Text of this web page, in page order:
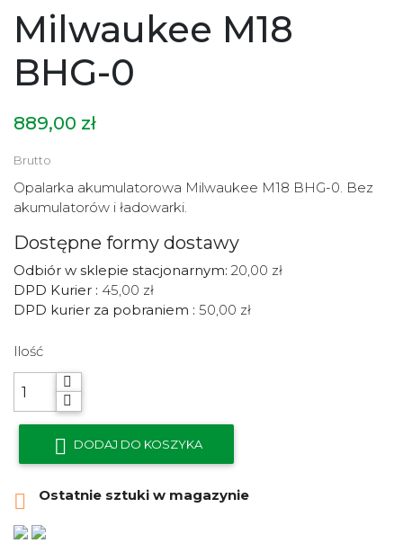
Milwaukee M18
BHG-0
889,00 zł
Brutto
Opalarka akumulatorowa Milwaukee M18 BHG-0. Bez
akumulatorów i ładowarki.
Dostępne formy dostawy
Odbiór w sklepie stacjonarnym: 20,00 zł
DPD Kurier : 45,00 zł
DPD kurier za pobraniem : 50,00 zł
Ilość
 DODAJ DO KOSZYKA
 Ostatnie sztuki w magazynie